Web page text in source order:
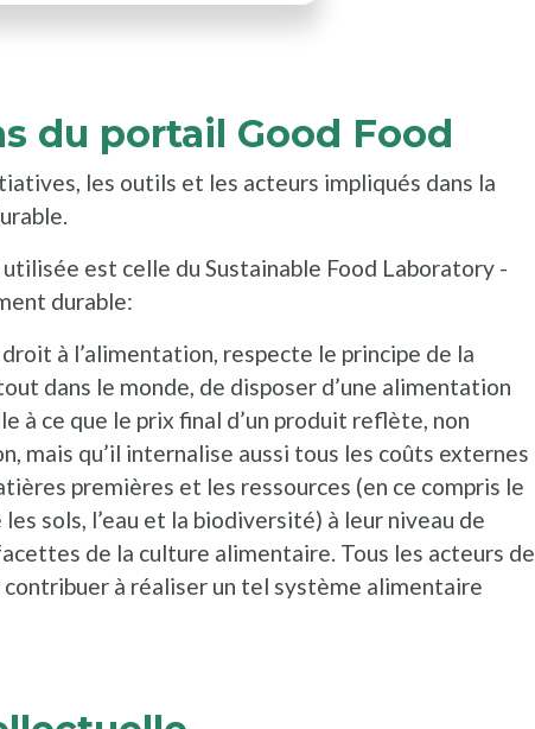
du portail Good Food
les outils et les acteurs impliqués dans la
est celle du Sustainable Food Laboratory -
durable:
à l’alimentation, respecte le principe de la
dans le monde, de disposer d’une alimentation
à ce que le prix final d’un produit reflète, non
mais qu’il internalise aussi tous les coûts externes
premières et les ressources (en ce compris le
sols, l’eau et la biodiversité) à leur niveau de
de la culture alimentaire. Tous les acteurs de
à réaliser un tel système alimentaire